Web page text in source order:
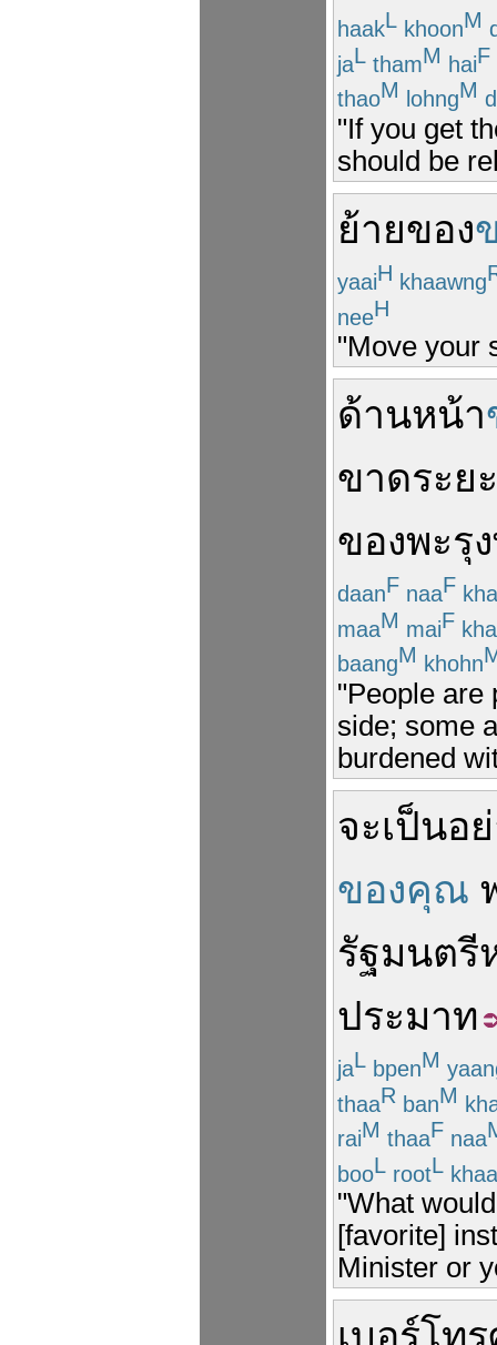
haakL khoonM
jaL thamM haiF
thaoM lohngM
"If you get
should be
ย้ายของ
yaaiH khaawng
neeH
"Move your
ด้านหน้า
ขาดระยะ
ของพะรุ
daanF naaF
maaM maiF
baangM khohn
"People are
side; some
burdened
จะเป็นอ
ของคุณ
รัฐมนตรี
ประมาท
jaL bpenM
thaaR banM
raiM thaaF naa
booL rootL
"What
[favorite]
Minister or
เบอร์โท